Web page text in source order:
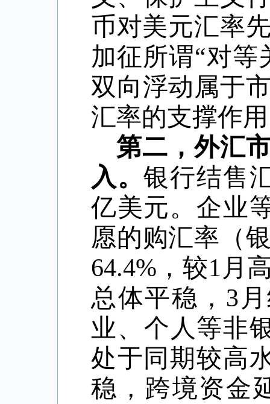
币对美元汇率
加征所谓“对等
双向浮动属于
汇率的支撑作
第二，外汇
入。银行结售
亿美元。企业
愿的购汇率（
64.4% ，较1 月
总体平稳， 3
业、个人等非
处于同期较高
稳，跨境资金